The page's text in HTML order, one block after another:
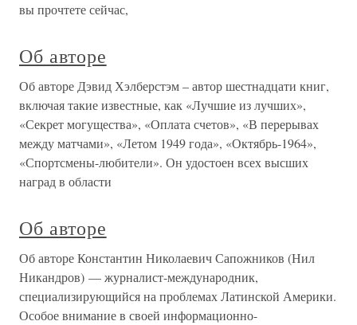
вы прочтете сейчас,
Об авторе
Об авторе Дэвид Хэлберстэм – автор шестнадцати книг,
включая такие известные, как «Лучшие из лучших»,
«Секрет могущества», «Оплата счетов», «В перерывах
между матчами», «Летом 1949 года», «Октябрь-1964»,
«Спортсмены-любители». Он удостоен всех высших
наград в области
Об авторе
Об авторе Константин Николаевич Сапожников (Нил
Никандров) — журналист-международник,
специализирующийся на проблемах Латинской Америки.
Особое внимание в своей информационно-